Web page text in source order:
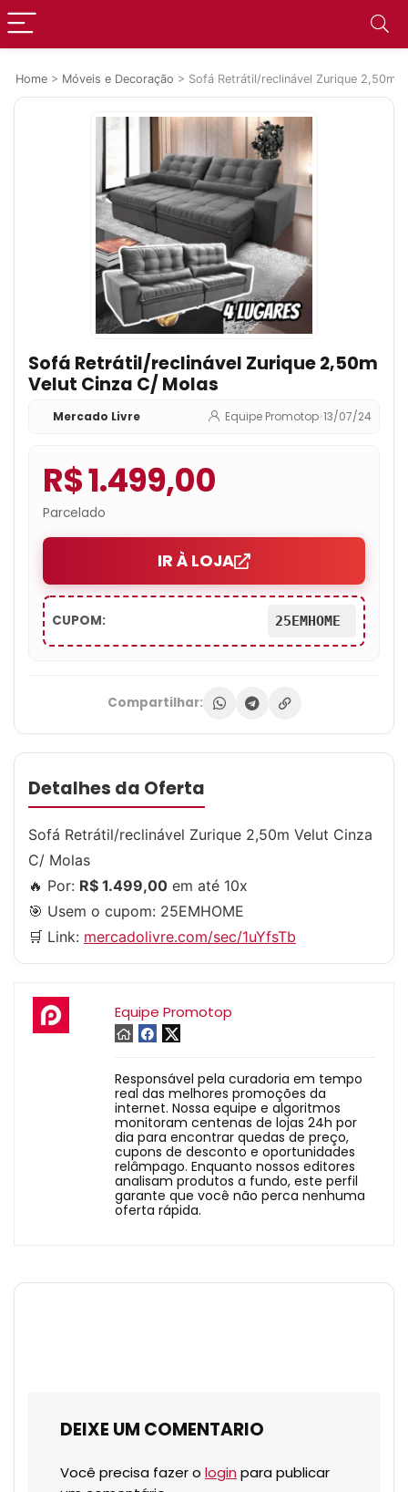
Home > Móveis e Decoração > Sofá Retrátil/reclinável Zurique 2,50m
Sofá Retrátil/reclinável Zurique 2,50m
Velut Cinza C/ Molas
Mercado Livre Equipe Promotop•13/07/24
R$ 1.499,00
Parcelado
IR À LOJA
CUPOM: 25EMHOME
Compartilhar:
Detalhes da Oferta
Sofá Retrátil/reclinável Zurique 2,50m Velut Cinza
C/ Molas
🔥 Por: R$ 1.499,00 em até 10x
🎯 Usem o cupom: 25EMHOME
🛒 Link: mercadolivre.com/sec/1uYfsTb
Equipe Promotop
Responsável pela curadoria em tempo
real das melhores promoções da
internet. Nossa equipe e algoritmos
monitoram centenas de lojas 24h por
dia para encontrar quedas de preço,
cupons de desconto e oportunidades
relâmpago. Enquanto nossos editores
analisam produtos a fundo, este perfil
garante que você não perca nenhuma
oferta rápida.
DEIXE UM COMENTARIO
Você precisa fazer o login para publicar